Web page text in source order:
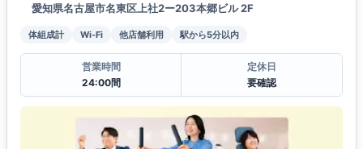
愛知県名古屋市名東区上社2ー203本郷ビル 2F
体組成計 Wi-Fi 他店舗利用 駅から5分以内
営業時間
24:00間
定休日
要確認